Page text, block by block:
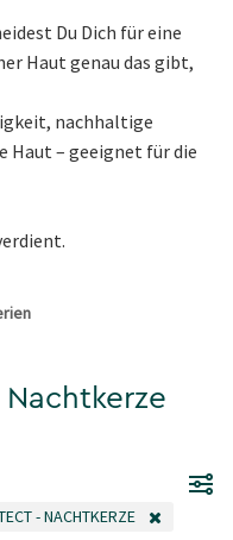
Du Dich für eine
Haut genau das gibt,
nachhaltige
Haut – geeignet für die
- NACHTKERZE